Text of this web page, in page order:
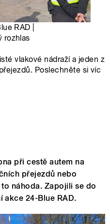
RAD |
rozhlas
vlakové nádraží a jeden z
Poslechněte si víc
při cestě autem na
přejezdů nebo
náhoda. Zapojili se do
akce 24-Blue RAD.